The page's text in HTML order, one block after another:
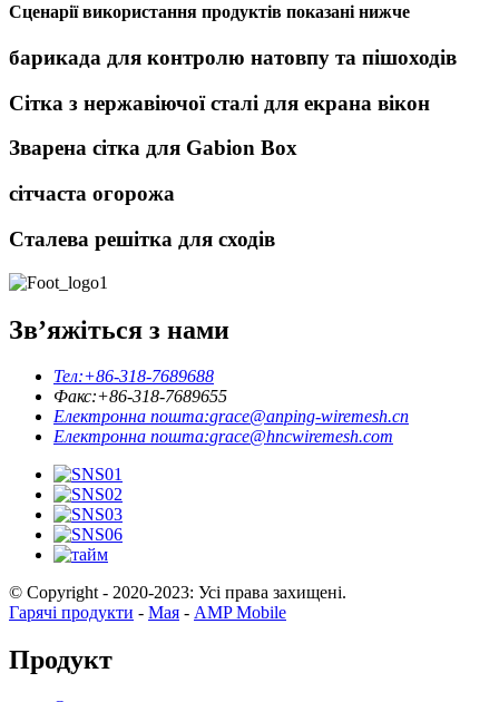
Сценарії використання продуктів показані нижче
барикада для контролю натовпу та пішоходів
Сітка з нержавіючої сталі для екрана вікон
Зварена сітка для Gabion Box
сітчаста огорожа
Сталева решітка для сходів
Зв’яжіться з нами
Тел:+86-318-7689688
Факс:+86-318-7689655
Електронна пошта:grace@anping-wiremesh.cn
Електронна пошта:grace@hncwiremesh.com
© Copyright - 2020-2023: Усі права захищені.
Гарячі продукти - Мая - AMP Mobile
Продукт